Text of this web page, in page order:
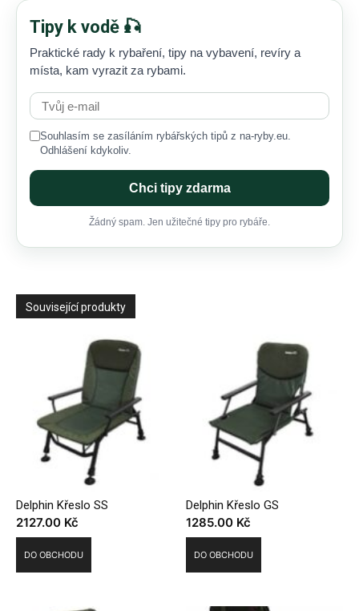
Tipy k vodě 🎣
Praktické rady k rybaření, tipy na vybavení, revíry a
místa, kam vyrazit za rybami.
Souhlasím se zasíláním rybářských tipů z na-ryby.eu.
Odhlášení kdykoliv.
Chci tipy zdarma
Žádný spam. Jen užitečné tipy pro rybáře.
Související produkty
Delphin Křeslo SS
2127.00 Kč
DO OBCHODU
Delphin Křeslo GS
1285.00 Kč
DO OBCHODU